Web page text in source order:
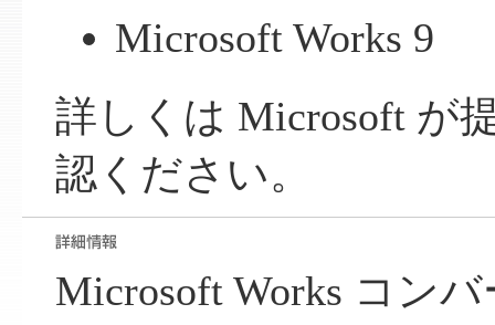
Microsoft Works 9
詳しくは Microsoft が
認ください。
Microsoft Works コン